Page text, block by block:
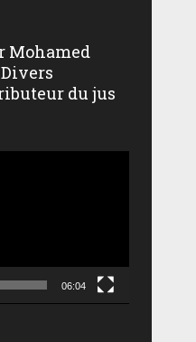
Mohamed
Divers
du jus
06:04